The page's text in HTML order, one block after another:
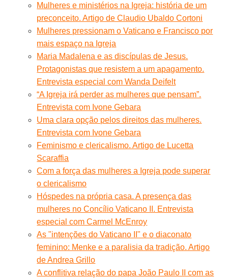
Mulheres e ministérios na Igreja: história de um
preconceito. Artigo de Claudio Ubaldo Cortoni
Mulheres pressionam o Vaticano e Francisco por
mais espaço na Igreja
Maria Madalena e as discípulas de Jesus.
Protagonistas que resistem a um apagamento.
Entrevista especial com Wanda Deifelt
“A Igreja irá perder as mulheres que pensam”.
Entrevista com Ivone Gebara
Uma clara opção pelos direitos das mulheres.
Entrevista com Ivone Gebara
Feminismo e clericalismo. Artigo de Lucetta
Scaraffia
Com a força das mulheres a Igreja pode superar
o clericalismo
Hóspedes na própria casa. A presença das
mulheres no Concílio Vaticano II. Entrevista
especial com Carmel McEnroy
As "intenções do Vaticano II" e o diaconato
feminino: Menke e a paralisia da tradição. Artigo
de Andrea Grillo
A conflitiva relação do papa João Paulo II com as